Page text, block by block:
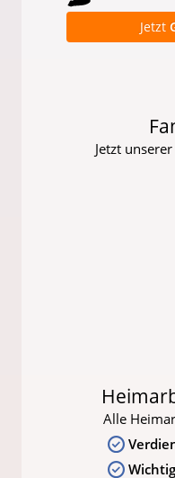
Jetzt
Jetzt
Alle